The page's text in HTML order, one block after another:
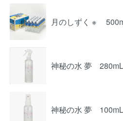
月のしずく ※
神秘の水 夢 280mL
神秘の水 夢 100mL